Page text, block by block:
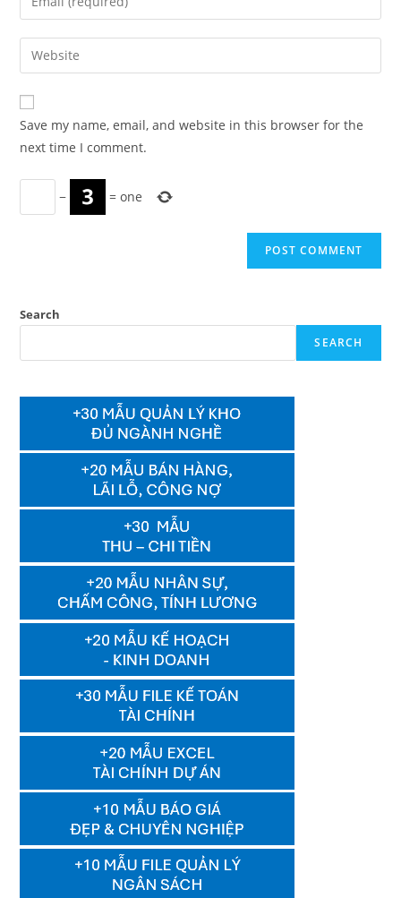
comment
your
email
address
comment
Enter
your
website
URL
(optional)
Save my name, email, and website in this browser for the
next time I comment.
− =one
Search
SEARCH